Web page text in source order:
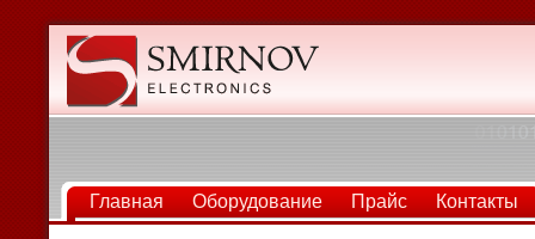
Главная Оборудование Прайс Контакты